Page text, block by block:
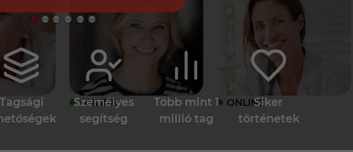
ONLINE ONLINE
Tagsági
Személyes
segítség
Több mint 1
millió tag
Siker
történetek